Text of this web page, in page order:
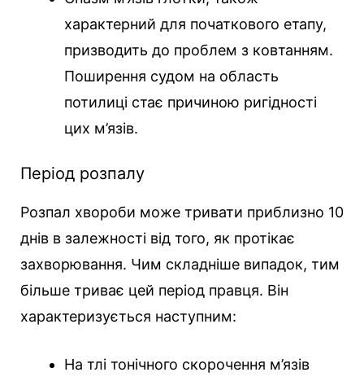
характерний для початкового етапу,
призводить до проблем з ковтанням.
Поширення судом на область
потилиці стає причиною ригідності
цих м’язів.
Період розпалу
Розпал хвороби може тривати приблизно 10
днів в залежності від того, як протікає
захворювання. Чим складніше випадок, тим
більше триває цей період правця. Він
характеризується наступним:
На тлі тонічного скорочення м’язів